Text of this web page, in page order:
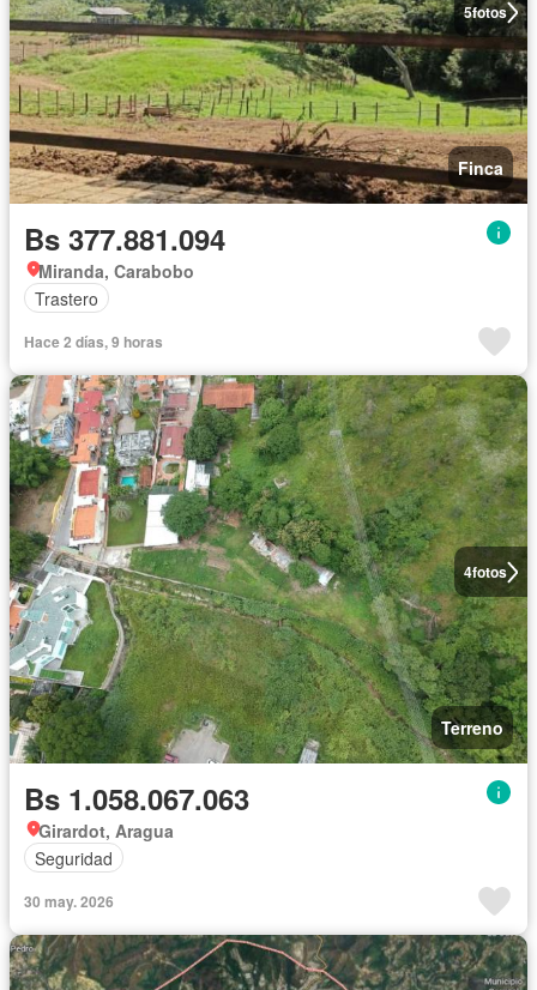
5fotos
Finca
Bs 377.881.094
Miranda, Carabobo
Trastero
Hace 2 días, 9 horas
4fotos
Terreno
Bs 1.058.067.063
Girardot, Aragua
Seguridad
30 may. 2026